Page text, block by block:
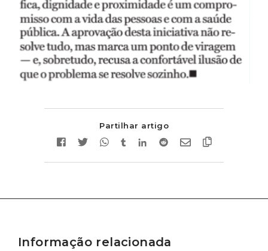
Partilhar artigo
Informação relacionada